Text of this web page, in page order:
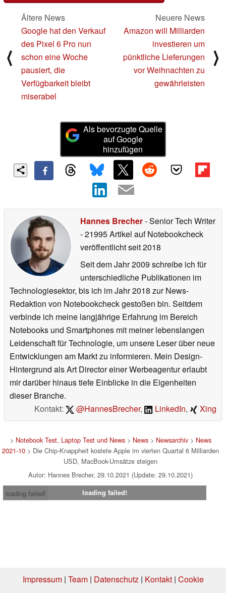
⟨
Ältere News
Google hat den Verkauf
des Pixel 6 Pro nun
schon eine Woche
pausiert, die
Verfügbarkeit bleibt
miserabel
Neuere News
Amazon will Milliarden
investieren um
pünktliche Lieferungen
vor Weihnachten zu
gewährleisten
⟩
Als bevorzugte Quelle
auf Google
hinzufügen
Hannes Brecher- Senior Tech Writer
- 21995 Artikel auf Notebookcheck
veröffentlichtseit 2018
Seit dem Jahr 2009 schreibe ich für
unterschiedliche Publikationen im
Technologiesektor, bis ich im Jahr 2018 zur News-
Redaktion von Notebookcheck gestoßen bin. Seitdem
verbinde ich meine langjährige Erfahrung im Bereich
Notebooks und Smartphones mit meiner lebenslangen
Leidenschaft für Technologie, um unsere Leser über neue
Entwicklungen am Markt zu informieren. Mein Design-
Hintergrund als Art Director einer Werbeagentur erlaubt
mir darüber hinaus tiefe Einblicke in die Eigenheiten
dieser Branche.
Kontakt:
@HannesBrecher, LinkedIn, Xing
> Notebook Test, Laptop Test und News> News> Newsarchiv> News
2021-10 > Die Chip-Knappheit kostete Apple im vierten Quartal 6 Milliarden
USD, MacBook-Umsätze steigen
Autor: Hannes Brecher, 29.10.2021 (Update: 29.10.2021)
loading failed!
loading failed!
Impressum| Team| Datenschutz| Kontakt| Cookie